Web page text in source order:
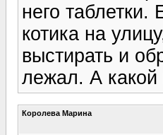
него таблетки.
котика на
выстирать и
лежал. А какой
Королева Марина